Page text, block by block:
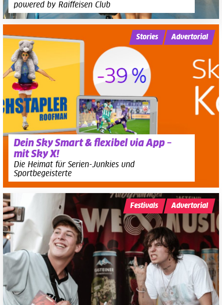
powered by Raiffeisen Club
Dein Sky Smart & flexibel via App –
mit Sky X!
Die Heimat für Serien-Junkies und
Sportbegeisterte
Stories Advertorial
Festivals Advertorial